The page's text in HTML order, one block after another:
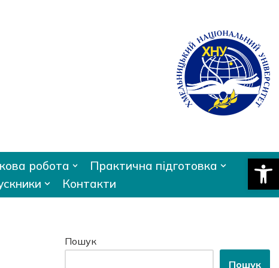
робота
Практична підготовка
Контакти
Пошук
Пошук